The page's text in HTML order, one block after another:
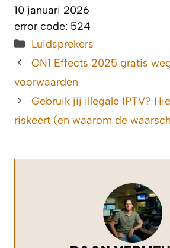
10 januari 2026
error code: 524
Categorieën
Luidsprekers
ON1 Effects 2025 gratis
voorwaarden
Gebruik jij illegale IPTV?
riskeert (en waarom de